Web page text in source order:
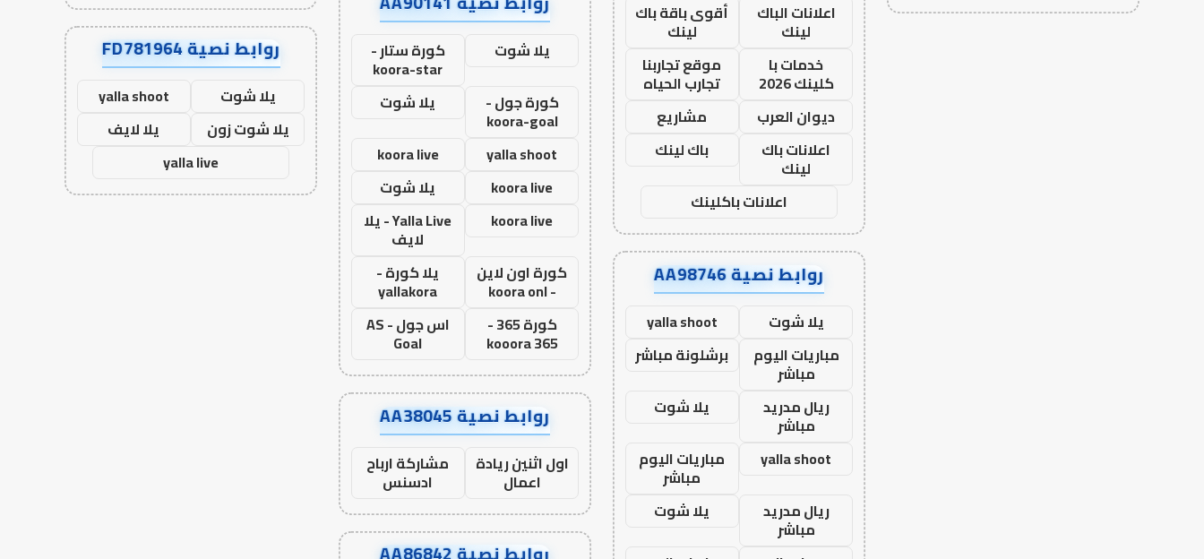
اعلانات الباك
لينك
أقوى باقة باك
لينك
خدمات با
كلينك 2026
موقع تجاربنا
تجارب الحياه
ديوان العرب
مشاريع
اعلانات باك
لينك
باك لينك
اعلانات باكلينك
روابط نصية AA98746
يلا شوت
yalla shoot
مباريات اليوم
مباشر
برشلونة مباشر
ريال مدريد
مباشر
يلا شوت
yalla shoot
مباريات اليوم
مباشر
ريال مدريد
مباشر
يلا شوت
يلا شوت كورة ستار -
koora-star
كورة جول -
koora-goal
يلا شوت
yalla shoot
koora live
koora live
يلا شوت
koora live
Yalla Live - يلا
لايف
كورة اون لاين
- koora onl
يلا كورة -
yallakora
كورة 365 -
kooora 365
اس جول - AS
Goal
روابط نصية AA38045
اول اثنين ريادة
اعمال
مشاركة ارباح
ادسنس
روابط نصية FD781964
يلا شوت
yalla shoot
يلا شوت زون
يلا لايف
yalla live